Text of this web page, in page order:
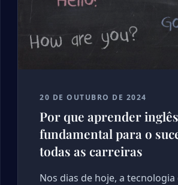
20 DE OUTUBRO DE 2024
Por que aprender
fundamental para o
todas as carreiras
Nos dias de hoje, a tecnologia